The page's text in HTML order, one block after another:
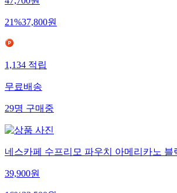
47,700원
21%37,800원
1,134적립
무료배송
29명구매중
네스카페 수프리모 파우치 아메리카노 블
39,900원